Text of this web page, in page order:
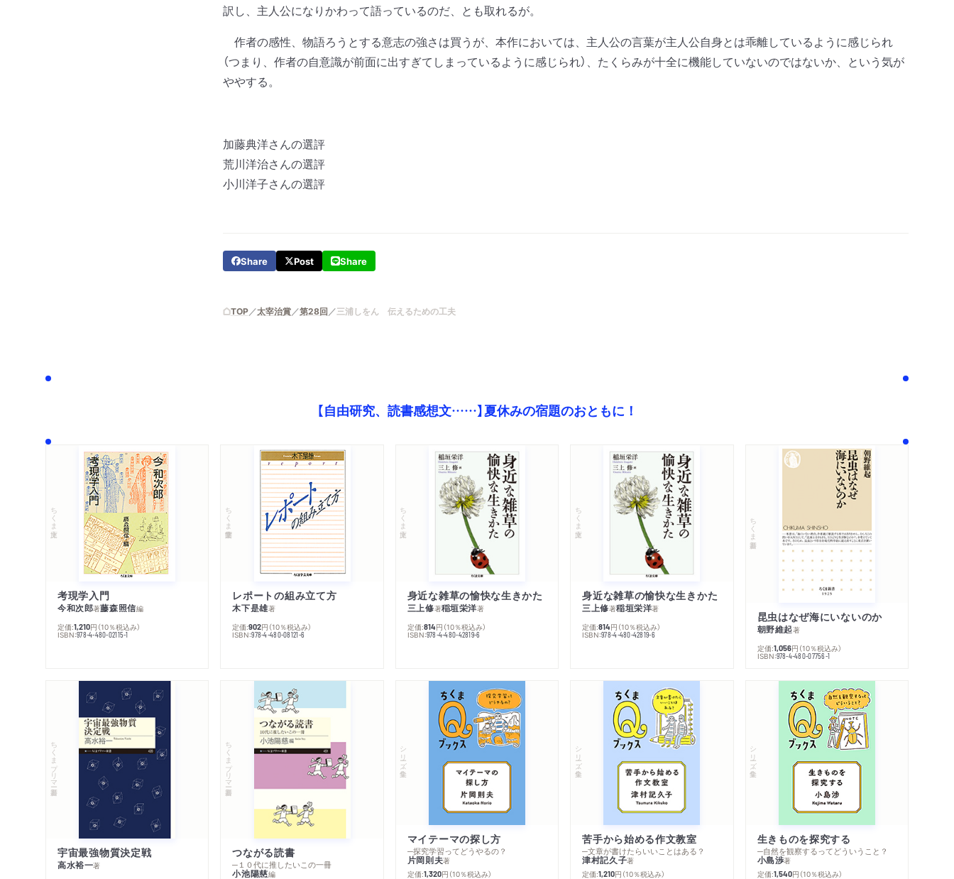
訳し、主人公になりかわって語っているのだ、とも取れるが。
作者の感性、物語ろうとする意志の強さは買うが、本作においては、主人公の言葉が主人公自身とは乖離しているように感じられ
（つまり、作者の自意識が前面に出すぎてしまっているように感じられ）、たくらみが十全に機能していないのではないか、という気が
ややする。
加藤典洋さんの選評
荒川洋治さんの選評
小川洋子さんの選評
Share Post Share
TOP 太宰治賞 第28回 三浦しをん 伝えるための工夫
【自由研究、読書感想文……】夏休みの宿題のおともに！
ちくま文庫
考現学入門
今和次郎著藤森照信編
定価:1,210円 （10％税込み）
ISBN:978-4-480-02115-1
ちくま学芸文庫
レポートの組み立て方
木下是雄著
定価:902円 （10％税込み）
ISBN:978-4-480-08121-6
ちくま文庫
身近な雑草の愉快な生きかた
三上修著稲垣栄洋著
定価:814円 （10％税込み）
ISBN:978-4-480-42819-6
ちくま文庫
身近な雑草の愉快な生きかた
三上修著稲垣栄洋著
定価:814円 （10％税込み）
ISBN:978-4-480-42819-6
ちくま新書
昆虫はなぜ海にいないのか
朝野維起著
定価:1,056円 （10％税込み）
ISBN:978-4-480-07756-1
ちくまプリマー新書
宇宙最強物質決定戦
高水裕一著
ちくまプリマー新書
つながる読書
─１０代に推したいこの一冊
小池陽慈編
シリーズ・全集
マイテーマの探し方
─探究学習ってどうやるの？
片岡則夫著
定価:1,320円 （10％税込み）
シリーズ・全集
苦手から始める作文教室
─文章が書けたらいいことはある？
津村記久子著
定価:1,210円 （10％税込み）
シリーズ・全集
生きものを探究する
─自然を観察するってどういうこと？
小島渉著
定価:1,540円 （10％税込み）